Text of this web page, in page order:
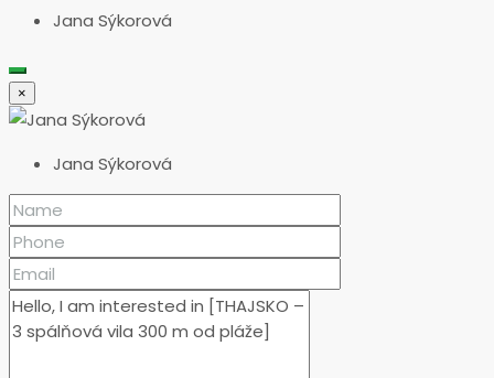
Jana Sýkorová
×
Jana Sýkorová